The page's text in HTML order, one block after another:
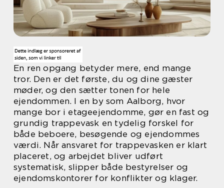
En ren opgang betyder mere, end mange
tror. Den er det første, du og dine gæster
møder, og den sætter tonen for hele
ejendommen. I en by som Aalborg, hvor
mange bor i etageejendomme, gør en fast og
grundig trappevask en tydelig forskel for
både beboere, besøgende og ejendommes
værdi. Når ansvaret for trappevasken er klart
placeret, og arbejdet bliver udført
systematisk, slipper både bestyrelser og
ejendomskontorer for konflikter og klager.